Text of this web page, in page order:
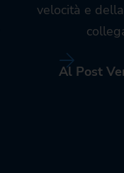
velocità e
Al Post